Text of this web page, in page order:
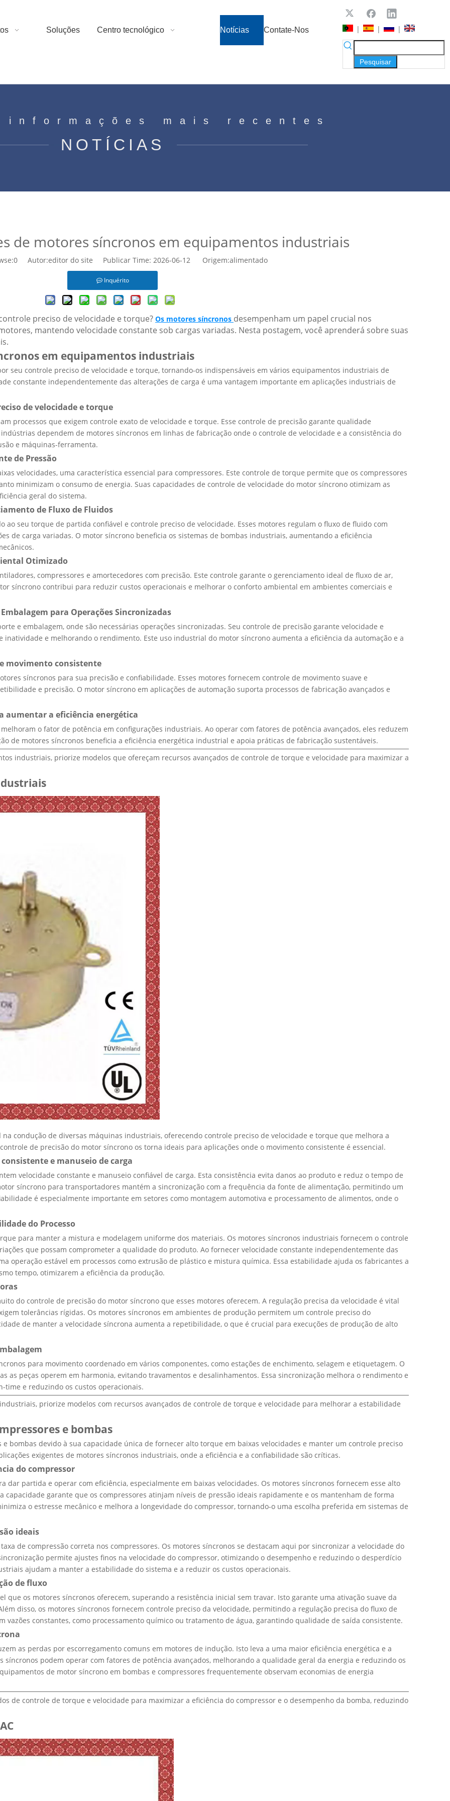
Soluções Centro tecnológico Notícias Contate-Nos | | |
Pesquisar
informações mais recentes
NOTÍCIAS
de motores síncronos em equipamentos industriais
0 Autor:editor do site Publicar Time: 2026-06-12 Origem:alimentado
Inquérito
preciso de velocidade e torque? Os motores síncronos desempenham um papel crucial nos
mantendo velocidade constante sob cargas variadas. Nesta postagem, você aprenderá sobre suas
em equipamentos industriais
seu controle preciso de velocidade e torque, tornando-os indispensáveis ​​em vários equipamentos industriais de
constante independentemente das alterações de carga é uma vantagem importante em aplicações industriais de
de velocidade e torque
processos que exigem controle exato de velocidade e torque. Esse controle de precisão garante qualidade
dependem de motores síncronos em linhas de fabricação onde o controle de velocidade e a consistência do
e máquinas-ferramenta.
de Pressão
velocidades, uma característica essencial para compressores. Este controle de torque permite que os compressores
minimizam o consumo de energia. Suas capacidades de controle de velocidade do motor síncrono otimizam as
geral do sistema.
de Fluxo de Fluidos
ao seu torque de partida confiável e controle preciso de velocidade. Esses motores regulam o fluxo de fluido com
de carga variadas. O motor síncrono beneficia os sistemas de bombas industriais, aumentando a eficiência
Otimizado
compressores e amortecedores com precisão. Este controle garante o gerenciamento ideal de fluxo de ar,
síncrono contribui para reduzir custos operacionais e melhorar o conforto ambiental em ambientes comerciais e
para Operações Sincronizadas
e embalagem, onde são necessárias operações sincronizadas. Seu controle de precisão garante velocidade e
inatividade e melhorando o rendimento. Este uso industrial do motor síncrono aumenta a eficiência da automação e a
movimento consistente
síncronos para sua precisão e confiabilidade. Esses motores fornecem controle de movimento suave e
e precisão. O motor síncrono em aplicações de automação suporta processos de fabricação avançados e
aumentar a eficiência energética
o fator de potência em configurações industriais. Ao operar com fatores de potência avançados, eles reduzem
de motores síncronos beneficia a eficiência energética industrial e apoia práticas de fabricação sustentáveis.
industriais, priorize modelos que ofereçam recursos avançados de controle de torque e velocidade para maximizar a
condução de diversas máquinas industriais, oferecendo controle preciso de velocidade e torque que melhora a
de precisão do motor síncrono os torna ideais para aplicações onde o movimento consistente é essencial.
e manuseio de carga
velocidade constante e manuseio confiável de carga. Esta consistência evita danos ao produto e reduz o tempo de
síncrono para transportadores mantém a sincronização com a frequência da fonte de alimentação, permitindo um
é especialmente importante em setores como montagem automotiva e processamento de alimentos, onde o
do Processo
para manter a mistura e modelagem uniforme dos materiais. Os motores síncronos industriais fornecem o controle
que possam comprometer a qualidade do produto. Ao fornecer velocidade constante independentemente das
operação estável em processos como extrusão de plástico e mistura química. Essa estabilidade ajuda os fabricantes a
tempo, otimizarem a eficiência da produção.
do controle de precisão do motor síncrono que esses motores oferecem. A regulação precisa da velocidade é vital
tolerâncias rígidas. Os motores síncronos em ambientes de produção permitem um controle preciso do
de manter a velocidade síncrona aumenta a repetibilidade, o que é crucial para execuções de produção de alto
para movimento coordenado em vários componentes, como estações de enchimento, selagem e etiquetagem. O
as peças operem em harmonia, evitando travamentos e desalinhamentos. Essa sincronização melhora o rendimento e
e reduzindo os custos operacionais.
priorize modelos com recursos avançados de controle de torque e velocidade para melhorar a estabilidade
e bombas
e bombas devido à sua capacidade única de fornecer alto torque em baixas velocidades e manter um controle preciso
exigentes de motores síncronos industriais, onde a eficiência e a confiabilidade são críticas.
do compressor
dar partida e operar com eficiência, especialmente em baixas velocidades. Os motores síncronos fornecem esse alto
capacidade garante que os compressores atinjam níveis de pressão ideais rapidamente e os mantenham de forma
o estresse mecânico e melhora a longevidade do compressor, tornando-o uma escolha preferida em sistemas de
ideais
de compressão correta nos compressores. Os motores síncronos se destacam aqui por sincronizar a velocidade do
permite ajustes finos na velocidade do compressor, otimizando o desempenho e reduzindo o desperdício
ajudam a manter a estabilidade do sistema e a reduzir os custos operacionais.
de fluxo
que os motores síncronos oferecem, superando a resistência inicial sem travar. Isto garante uma ativação suave da
disso, os motores síncronos fornecem controle preciso da velocidade, permitindo a regulação precisa do fluxo de
vazões constantes, como processamento químico ou tratamento de água, garantindo qualidade de saída consistente.
as perdas por escorregamento comuns em motores de indução. Isto leva a uma maior eficiência energética e a
síncronos podem operar com fatores de potência avançados, melhorando a qualidade geral da energia e reduzindo os
de motor síncrono em bombas e compressores frequentemente observam economias de energia
de controle de torque e velocidade para maximizar a eficiência do compressor e o desempenho da bomba, reduzindo